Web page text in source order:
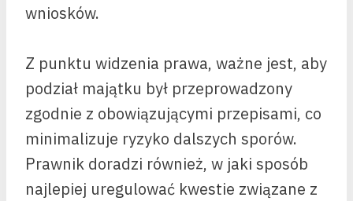
wniosków.
Z punktu widzenia prawa, ważne jest, aby
podział majątku był przeprowadzony
zgodnie z obowiązującymi przepisami, co
minimalizuje ryzyko dalszych sporów.
Prawnik doradzi również, w jaki sposób
najlepiej uregulować kwestie związane z